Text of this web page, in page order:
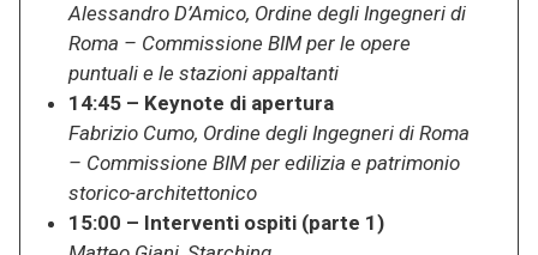
Alessandro D’Amico, Ordine degli Ingegneri di
Roma – Commissione BIM per le opere
puntuali e le stazioni appaltanti
14:45 – Keynote di apertura
Fabrizio Cumo, Ordine degli Ingegneri di Roma
– Commissione BIM per edilizia e patrimonio
storico-architettonico
15:00 – Interventi ospiti (parte 1)